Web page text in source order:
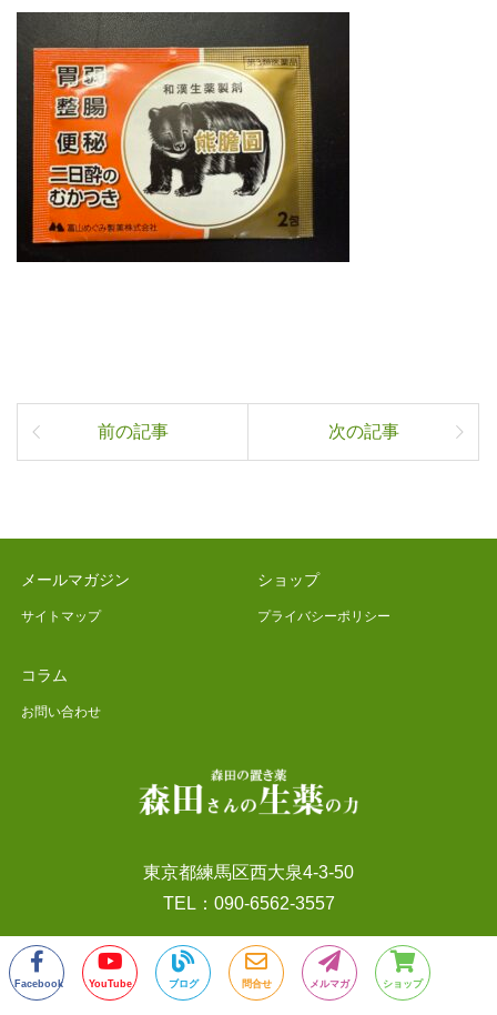
前の記事 次の記事
メールマガジン
サイトマップ
ショップ
プライバシーポリシー
コラム
お問い合わせ
東京都練馬区西大泉4-3-50
TEL：090-6562-3557
Facebook YouTube ブログ 問合せ メルマガ ショップ